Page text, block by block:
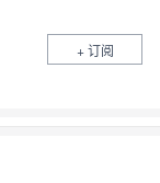
+ 订阅